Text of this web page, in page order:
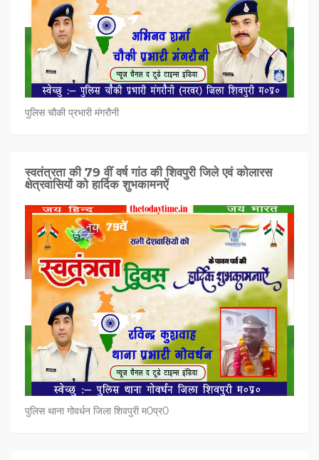
पुलिस चौकी प्रभारी मंगरौनी
स्वतंत्रता की 79 वीं वर्ष गांठ की शिवपुरी जिले एवं कोलारस
क्षेत्रवासियों को हार्दिक शुभकामनऐं
पुलिस थाना गोवर्धन जिला शिवपुरी म0प्र0